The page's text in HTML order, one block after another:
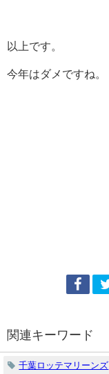
以上です。
今年はダメですね。
関連キーワード
千葉ロッテマリーンズ